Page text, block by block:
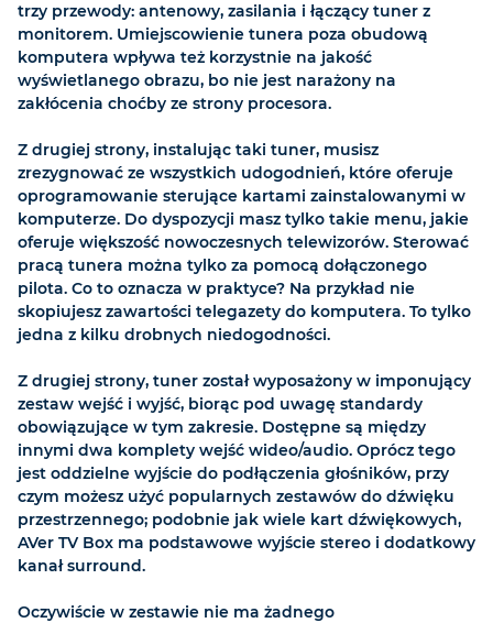
trzy przewody: antenowy, zasilania i łączący tuner z
monitorem. Umiejscowienie tunera poza obudową
komputera wpływa też korzystnie na jakość
wyświetlanego obrazu, bo nie jest narażony na
zakłócenia choćby ze strony procesora.
Z drugiej strony, instalując taki tuner, musisz
zrezygnować ze wszystkich udogodnień, które oferuje
oprogramowanie sterujące kartami zainstalowanymi w
komputerze. Do dyspozycji masz tylko takie menu, jakie
oferuje większość nowoczesnych telewizorów. Sterować
pracą tunera można tylko za pomocą dołączonego
pilota. Co to oznacza w praktyce? Na przykład nie
skopiujesz zawartości telegazety do komputera. To tylko
jedna z kilku drobnych niedogodności.
Z drugiej strony, tuner został wyposażony w imponujący
zestaw wejść i wyjść, biorąc pod uwagę standardy
obowiązujące w tym zakresie. Dostępne są między
innymi dwa komplety wejść wideo/audio. Oprócz tego
jest oddzielne wyjście do podłączenia głośników, przy
czym możesz użyć popularnych zestawów do dźwięku
przestrzennego; podobnie jak wiele kart dźwiękowych,
AVer TV Box ma podstawowe wyjście stereo i dodatkowy
kanał surround.
Oczywiście w zestawie nie ma żadnego